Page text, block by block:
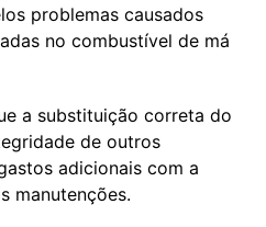
problemas causados
no combustível de má
a substituição correta do
de outros
adicionais com a
manutenções.